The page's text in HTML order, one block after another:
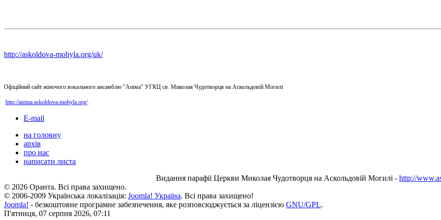
http://askoldova-mohyla.org/uk/
Офіційний сайт жіночого вокального ансамблю "Аніма" УГКЦ св. Миколая Чудотворця на Аскольдовій Могилі
http://anima.askoldova-mohyla.org/
E-mail
на головну
архів
про нас
написати листа
Видання парафії Церкви Миколая Чудотворця на Аскольдовій Могилі - http://
© 2026 Оранта. Всі права захищено.
© 2006-2009 Українська локалізація: Joomla! Україна. Всі права захищено!
Joomla! - безкоштовне програмне забезпечення, яке розповсюджується за ліцензією GNU/GPL.
П'ятниця, 07 серпня 2026, 07:11